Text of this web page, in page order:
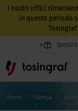
I nostri uffici
in questo periodo
Home Stampa